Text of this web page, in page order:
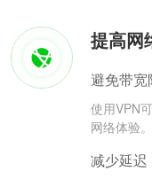
提高网
避免带宽
使用VPN
网络体验。
减少延迟